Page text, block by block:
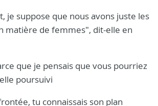
je suppose que nous avons juste les
matière de femmes", dit-elle en
que je pensais que vous pourriez
poursuivi
tu connaissais son plan